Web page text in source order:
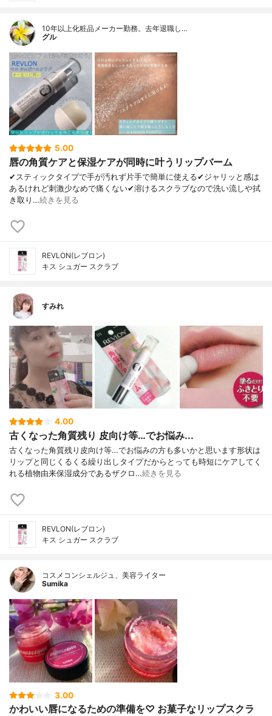
10年以上化粧品メーカー勤務。去年退職し…
グル
5.00
唇の角質ケアと保湿ケアが同時に叶うリップバーム
✔︎スティックタイプで手が汚れず片手で簡単に使える✔︎ジャリッと感は
あるけれど刺激少なめで痛くない✔︎溶けるスクラブなので洗い流しや拭
き取り…続きを見る
REVLON(レブロン)
キス シュガー スクラブ
すみれ
4.00
古くなった角質残り 皮向け等…でお悩み...
古くなった角質残り皮向け等…でお悩みの方も多いかと思います形状は
リップと同じくるくる繰り出しタイプだからとっても時短にケアしてく
れる植物由来保湿成分であるザクロ…続きを見る
REVLON(レブロン)
キス シュガー スクラブ
コスメコンシェルジュ、美容ライター
Sumika
3.00
かわいい唇になるための準備を♡ お菓子なリップスクラ